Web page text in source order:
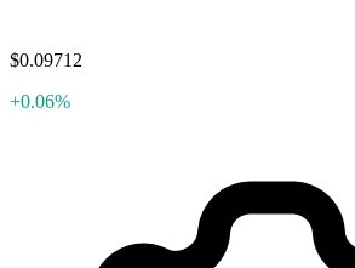
$0.09712
+0.06%